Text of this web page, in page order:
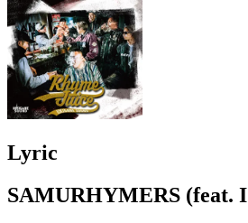
Lyric
SAMURHYMERS (feat.